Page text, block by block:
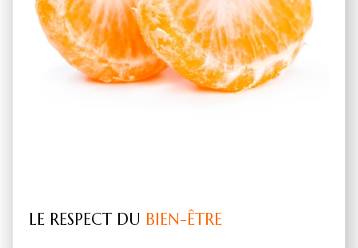
LE RESPECT DU BIEN-ÊTRE